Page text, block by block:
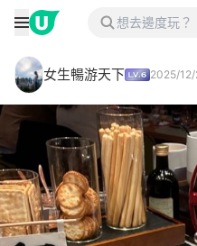
女生暢游天下 2025/